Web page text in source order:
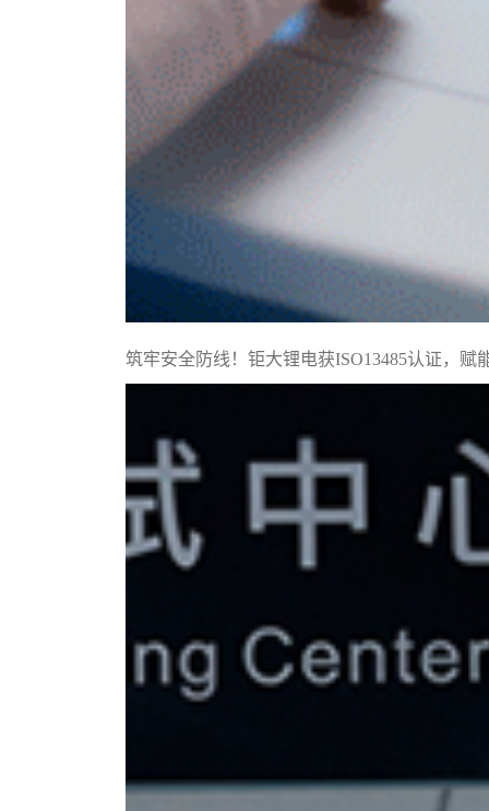
筑牢安全防线！钜大锂电获ISO13485认证，赋